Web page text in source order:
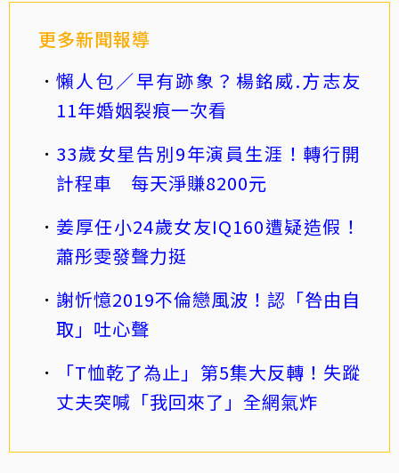
更多新聞報導
懶人包／早有跡象？楊銘威.方志友
11年婚姻裂痕一次看
33歲女星告別9年演員生涯！轉行開
計程車 每天淨賺8200元
姜厚任小24歲女友IQ160遭疑造假！
蕭彤雯發聲力挺
謝忻憶2019不倫戀風波！認「咎由自
取」吐心聲
「T恤乾了為止」第5集大反轉！失蹤
丈夫突喊「我回來了」全網氣炸